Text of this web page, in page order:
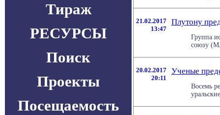
Тираж
РЕСУРСЫ
Поиск
Проекты
Посещаемость
21.02.2017
13:47
Плутону
Группа
союзу
20.02.2017
20:11
Ученые
Восемь